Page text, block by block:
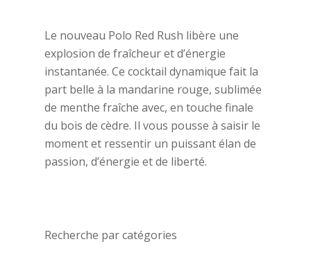
Le nouveau Polo Red Rush libère une
explosion de fraîcheur et d’énergie
instantanée. Ce cocktail dynamique fait la
part belle à la mandarine rouge, sublimée
de menthe fraîche avec, en touche finale
du bois de cèdre. Il vous pousse à saisir le
moment et ressentir un puissant élan de
passion, d’énergie et de liberté.
Recherche par catégories